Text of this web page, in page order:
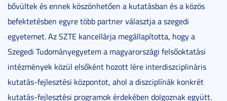
bővültek és ennek köszönhetően a kutatásban és a közös
befektetésben egyre több partner választja a szegedi
egyetemet. Az SZTE kancellárja megállapította, hogy a
Szegedi Tudományegyetem a magyarországi felsőoktatási
intézmények közül elsőként hozott lére interdiszciplináris
kutatás-fejlesztési központot, ahol a diszciplínák konkrét
kutatás-fejlesztési programok érdekében dolgoznak együtt.